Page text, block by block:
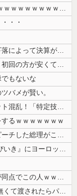
【吉報】 博多どんたくエチすぎるｗｗｗｗｗｗｗｗｗｗｗｗｗｗｗ
・・
高値で米を大量に仕入れた米卸大手、米価下落によって決算が凄まじいことに...
【悲報】みい山作者「居酒屋行くよりホスト初回の方が安くてチヤホヤされる...
もないな
バメが賢い。
【重要】時事通信の分かりづらい記事でネット混乱！「特定技能2号に5年枠...
るｗｗｗｗｗｗｗ
【原爆の日】サヨク「防弾ガラスの中でスピーチした総理がこれまでいたんだ...
欧州「日本だけ反則だろ…」 世界の『日本びいき』にヨーロッパ全土から不...
日本をダメにした総理大臣、ワースト１位が同点でこの人ｗｗｗｗｗｗ
【画像】 今のクソガキ共、これを見たこと無くて渡されたらパニクるらしい...